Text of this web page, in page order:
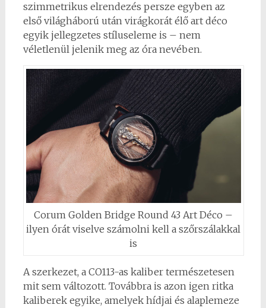
szimmetrikus elrendezés persze egyben az
első világháború után virágkorát élő art déco
egyik jellegzetes stíluseleme is – nem
véletlenül jelenik meg az óra nevében.
Corum Golden Bridge Round 43 Art Déco –
ilyen órát viselve számolni kell a szőrszálakkal
is
A szerkezet, a CO113-as kaliber természetesen
mit sem változott. Továbbra is azon igen ritka
kaliberek egyike, amelyek hídjai és alaplemeze